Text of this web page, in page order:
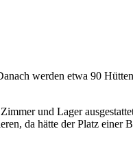
werden etwa 90
und Lager
da hätte der Platz einer